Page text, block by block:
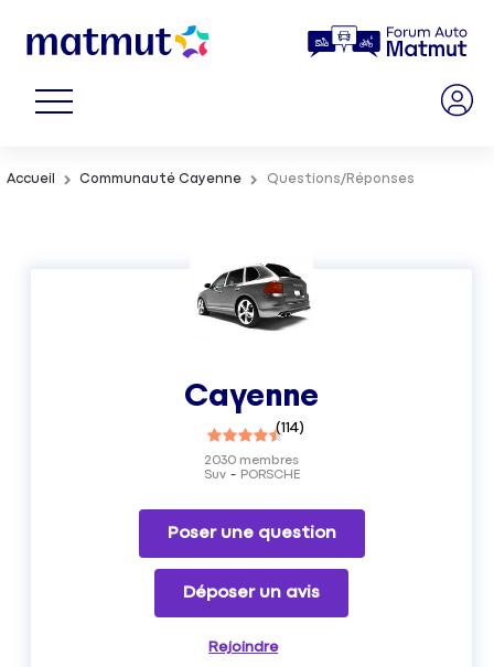
Accueil Communauté Cayenne Questions/Réponses
Cayenne
(114)
Suv PORSCHE
2030 membres
Poser une question
Déposer un avis
Rejoindre